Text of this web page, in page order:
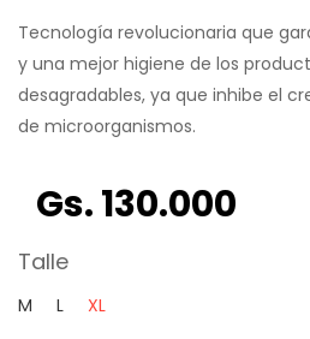
Tecnología revolucionaria que
y una mejor higiene de los
desagradables, ya que inhibe el
de microorganismos.
Gs. 130.000
Talle
M L XL